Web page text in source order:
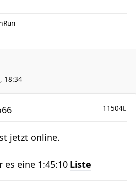
18:34
11504
jetzt online.
es eine 1:45:10 Liste